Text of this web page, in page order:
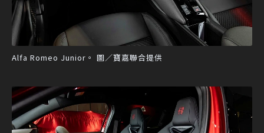
Alfa Romeo Junior。 圖／寶嘉聯合提供